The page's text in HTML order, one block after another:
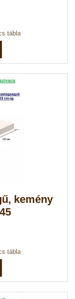
tábla
kemény
tábla